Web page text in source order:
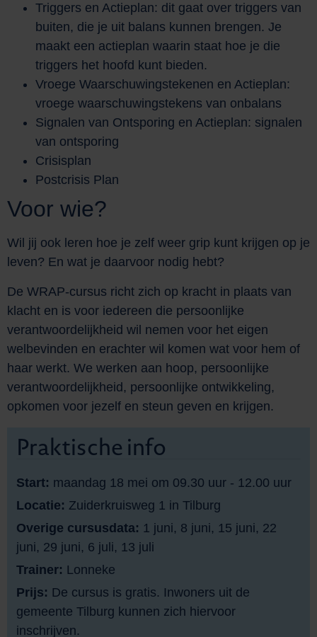
Triggers en Actieplan: dit gaat over triggers van
buiten, die je uit balans kunnen brengen. Je
maakt een actieplan waarin staat hoe je die
triggers het hoofd kunt bieden.
Vroege Waarschuwingstekenen en Actieplan:
vroege waarschuwingstekens van onbalans
Signalen van Ontsporing en Actieplan: signalen
van ontsporing
Crisisplan
Postcrisis Plan
Voor wie?
Wil jij ook leren hoe je zelf weer grip kunt krijgen op je
leven? En wat je daarvoor nodig hebt?
De WRAP-cursus richt zich op kracht in plaats van
klacht en is voor iedereen die persoonlijke
verantwoordelijkheid wil nemen voor het eigen
welbevinden en erachter wil komen wat voor hem of
haar werkt. We werken aan hoop, persoonlijke
verantwoordelijkheid, persoonlijke ontwikkeling,
opkomen voor jezelf en steun geven en krijgen.
Praktische info
Start: maandag 18 mei om 09.30 uur - 12.00 uur
Locatie: Zuiderkruisweg 1 in Tilburg
Overige cursusdata: 1 juni, 8 juni, 15 juni, 22
juni, 29 juni, 6 juli, 13 juli
Trainer: Lonneke
Prijs: De cursus is gratis. Inwoners uit de
gemeente Tilburg kunnen zich hiervoor
inschrijven.